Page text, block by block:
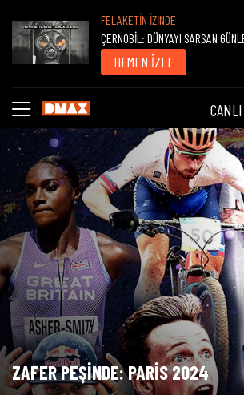
FELAKETİN İZİNDE
ÇERNOBİL: DÜNYAYI SARSAN
HEMEN İZLE
ZAFER PEŞİNDE: PARİS 2024